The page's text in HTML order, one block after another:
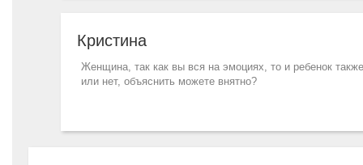
Кристина
Женщина, так как вы вся на эмоциях, то и ребенок
или нет, объяснить можете внятно?